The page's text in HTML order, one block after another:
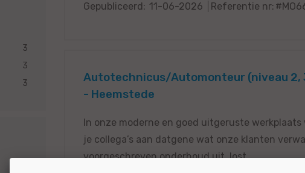
Gepubliceerd: 11-06-2026 Referentie nr:
Autotechnicus/Automonteur (niveau 2, 3
- Heemstede
In onze moderne en goed uitgeruste werkplaats
je collega’s aan datgene wat onze klanten
voorgeschreven onderhoud uit, lost...
3
3
3